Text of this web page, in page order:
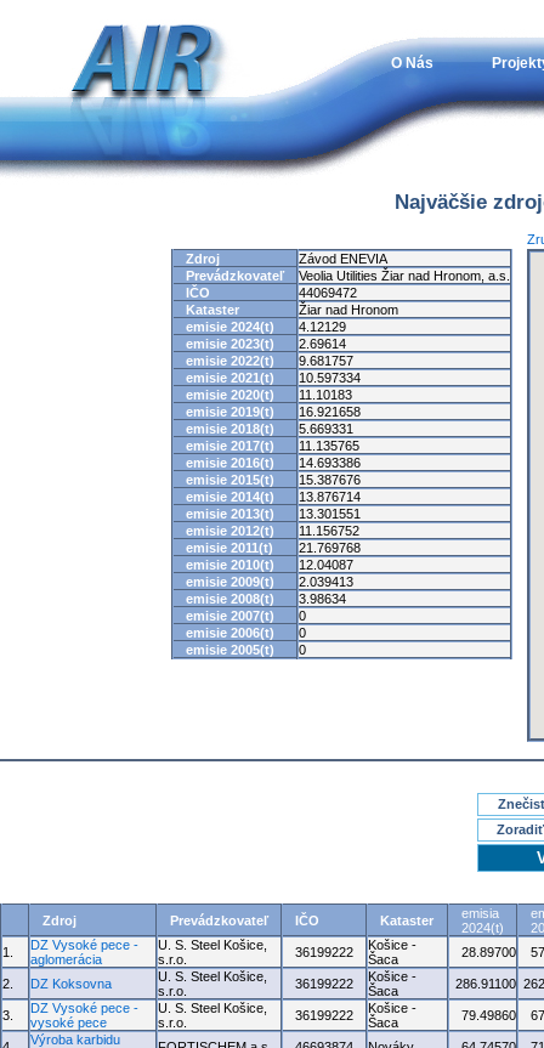
O Nás
Najväčšie
Zdroj
Závod ENEVIA
Prevádzkovateľ
Veolia Utilities Žiar nad Hronom, a.s.
IČO
44069472
Kataster
Žiar nad Hronom
emisie 2024(t)
4.12129
emisie 2023(t)
2.69614
emisie 2022(t)
9.681757
emisie 2021(t)
10.597334
emisie 2020(t)
11.10183
emisie 2019(t)
16.921658
emisie 2018(t)
5.669331
emisie 2017(t)
11.135765
emisie 2016(t)
14.693386
emisie 2015(t)
15.387676
emisie 2014(t)
13.876714
emisie 2013(t)
13.301551
emisie 2012(t)
11.156752
emisie 2011(t)
21.769768
emisie 2010(t)
12.04087
emisie 2009(t)
2.039413
emisie 2008(t)
3.98634
emisie 2007(t)
0
emisie 2006(t)
0
emisie 2005(t)
0
Zdroj Prevádzkovateľ IČO Kataster
emisia
2024(t)
1.
DZ Vysoké pece -
aglomerácia
U. S. Steel Košice,
s.r.o.
36199222
Košice -
Šaca
28.89700
2. DZ Koksovna
U. S. Steel Košice,
s.r.o.
36199222
Košice -
Šaca
286.91100
3.
DZ Vysoké pece -
vysoké pece
U. S. Steel Košice,
s.r.o.
36199222
Košice -
Šaca
79.49860
Výroba karbidu